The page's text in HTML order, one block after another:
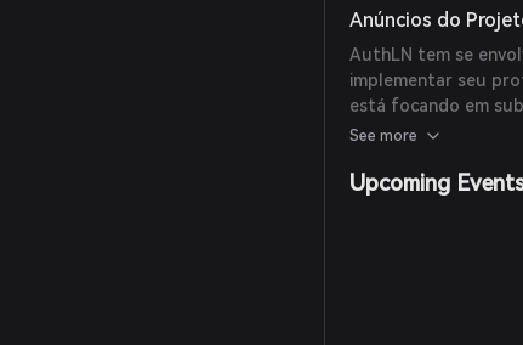
Anúncios do
AuthLN tem se
implementar seu
está focando em
multifatorial e
comprometidas.
See more
Upcoming